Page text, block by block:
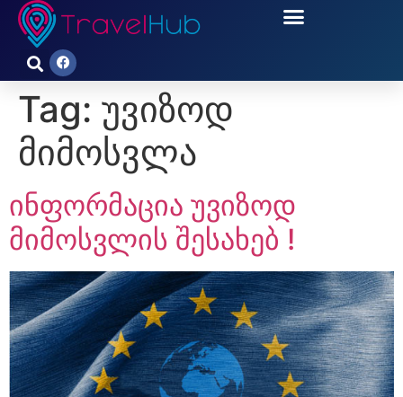
Tag: უვიზოდ
მიმოსვლა
ინფორმაცია უვიზოდ
მიმოსვლის შესახებ !